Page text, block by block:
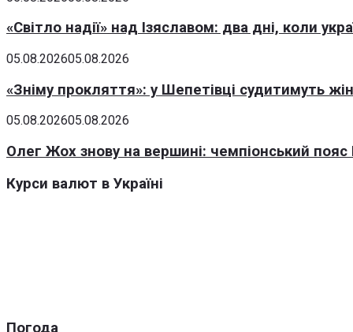
«Світло надії» над Ізяславом: два дні, коли
05.08.202605.08.2026
«Зніму прокляття»: у Шепетівці судитимуть
05.08.202605.08.2026
Олег Жох знову на вершині: чемпіонський пояс
Курси валют в Україні
Погода